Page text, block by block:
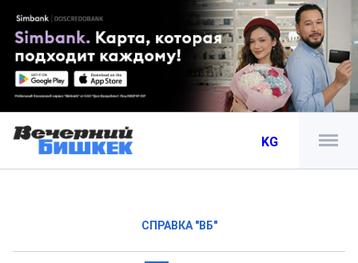
KG
СПРАВКА "ВБ"